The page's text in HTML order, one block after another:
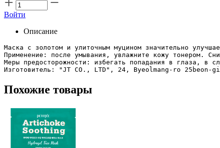
Войти
Описание
Маска с золотом и улиточным муцином значительно
Применение: после умывания, увлажните кожу тонером.
Меры предосторожности: избегать попадания в глаза, в
Похожие товары